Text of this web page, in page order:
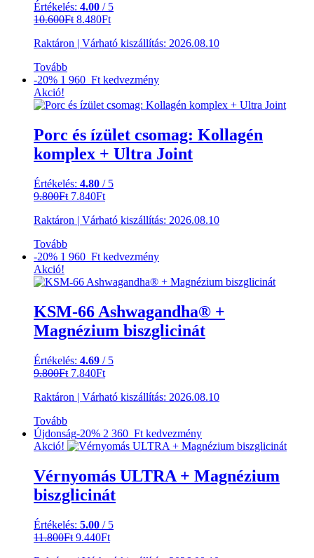
Értékelés: 4.00 / 5
10.600Ft Original
was:
8.480FtCurrent
is:
Raktáron Várható kiszállítás: 2026.08.10
Tovább
-20% 1 960 Ftkedvezmény
Akció!
Porc és ízület csomag: Kollagén
komplex + Ultra Joint
Értékelés: 4.80 / 5
9.800Ft Original
was:
7.840FtCurrent
is:
Raktáron | Várható kiszállítás: 2026.08.10
Tovább
-20% 1 960 Ft kedvezmény
Akció!
KSM-66 Ashwagandha® +
Magnézium biszglicinát
Értékelés: 4.69 / 5
9.800Ft Original
was:
7.840FtCurrent
is:
Raktáron | Várható kiszállítás: 2026.08.10
Tovább
Újdonság-20% 2 360 Ft kedvezmény
Akció!
Vérnyomás ULTRA + Magnézium
biszglicinát
Értékelés: 5.00 / 5
11.800Ft Original
9.440FtCurrent